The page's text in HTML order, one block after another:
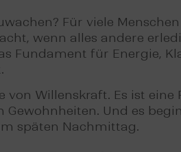
Für viele Menschen
wenn alles andere
Fundament für Energie,
von Willenskraft. Es ist eine
Gewohnheiten. Und es
späten Nachmittag.